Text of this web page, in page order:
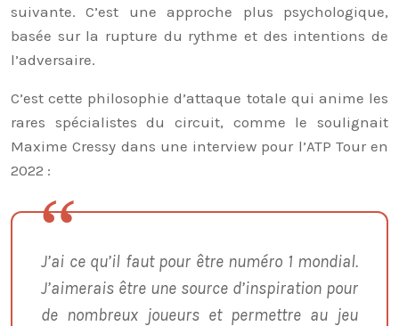
suivante. C’est une approche plus psychologique,
basée sur la rupture du rythme et des intentions de
l’adversaire.
C’est cette philosophie d’attaque totale qui anime les
rares spécialistes du circuit, comme le soulignait
Maxime Cressy dans une interview pour l’ATP Tour en
2022 :
J’ai ce qu’il faut pour être numéro 1 mondial.
J’aimerais être une source d’inspiration pour
de nombreux joueurs et permettre au jeu